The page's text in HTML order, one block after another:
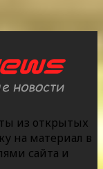
из открытых
на материал в
сайта и